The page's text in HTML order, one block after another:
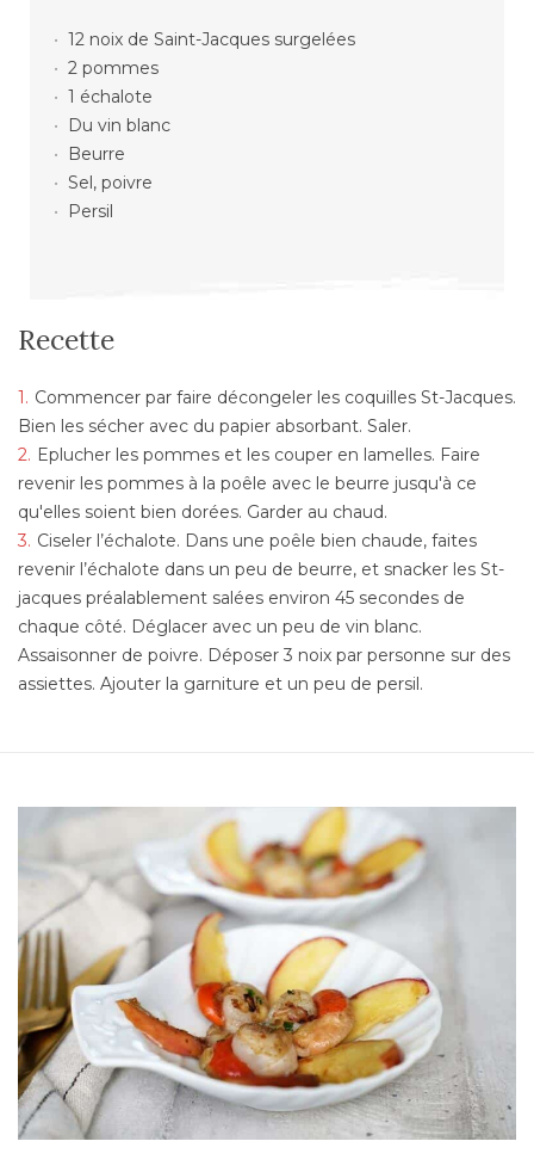
12 noix de Saint-Jacques surgelées
2 pommes
1 échalote
Du vin blanc
Beurre
Sel, poivre
Persil
Recette
Commencer par faire décongeler les coquilles St-Jacques.
Bien les sécher avec du papier absorbant. Saler.
Eplucher les pommes et les couper en lamelles. Faire
revenir les pommes à la poêle avec le beurre jusqu'à ce
qu'elles soient bien dorées. Garder au chaud.
Ciseler l’échalote. Dans une poêle bien chaude, faites
revenir l’échalote dans un peu de beurre, et snacker les St-
jacques préalablement salées environ 45 secondes de
chaque côté. Déglacer avec un peu de vin blanc.
Assaisonner de poivre. Déposer 3 noix par personne sur des
assiettes. Ajouter la garniture et un peu de persil.